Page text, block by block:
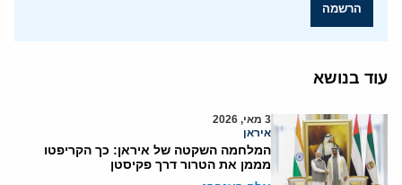
הרשמה
עוד בנושא
3 מאי, 2026
איראן
המלחמה השקטה של איראן: כך הקריפטו
מממן את הטרור דרך פקיסטן